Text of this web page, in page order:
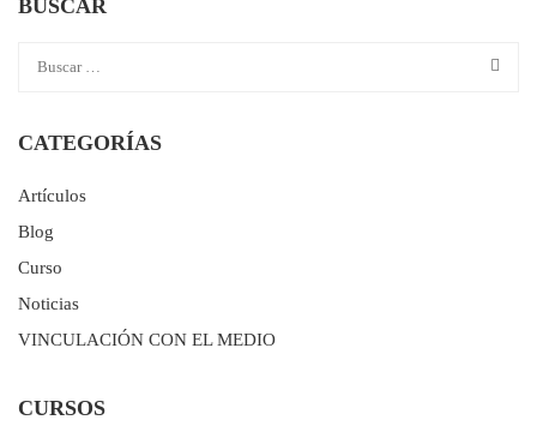
BUSCAR
CATEGORÍAS
Artículos
Blog
Curso
Noticias
VINCULACIÓN CON EL MEDIO
CURSOS